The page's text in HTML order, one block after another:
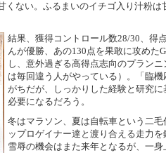
くない。ふるまいのイチゴ入り汁粉は
結果、獲得コントロール数28/30、得
んが優勝、あの130点を果敢に攻めた
し、意外過ぎる高得点志向のプラン
は毎回違う人がやっている）。「臨
がちだが、しっかりした経験と研究
必要になるだろう。
冬はマラソン、夏は自転車という二
ップロゲイナー達と渡り合える走力
雪辱の機会はまた来年となるが、一